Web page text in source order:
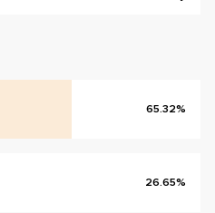
65.32%
26.65%